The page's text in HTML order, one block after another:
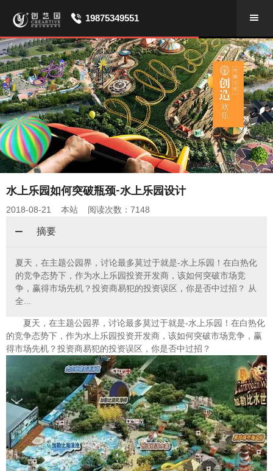
19875349551
水上乐园如何突破瓶颈-水上乐园设计
2018-08-21 本站 阅读次数：7148
摘要
夏天，在主题公园界，讨论最多莫过于就是-水上乐园！在白热化
的竞争态势下，作为水上乐园投资开发商，该如何突破市场竞
争，赢得市场先机？投资商易犯的投资误区，你是否中过招？ 从
全...
夏天，在主题公园界，讨论最多莫过于就是-水上乐园！在白热化
的竞争态势下，作为水上乐园投资开发商，该如何突破市场竞争，赢
得市场先机？投资商易犯的投资误区，你是否中过招？